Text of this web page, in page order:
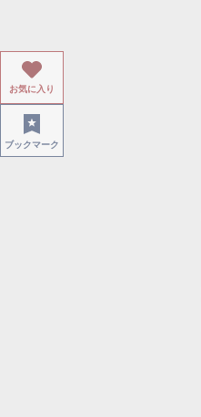
お気に入り
ブックマーク